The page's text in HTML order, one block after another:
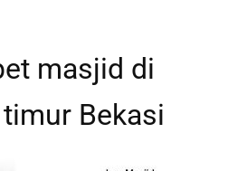
masjid di
Bekasi